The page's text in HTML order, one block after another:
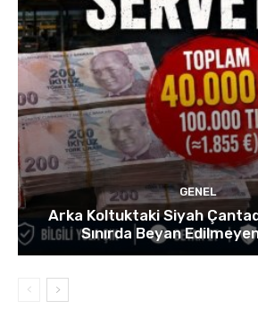
GENEL
Arka Koltuktaki Siyah
Sınırda Beyan